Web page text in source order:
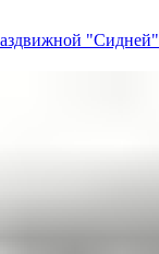
"Сидней"